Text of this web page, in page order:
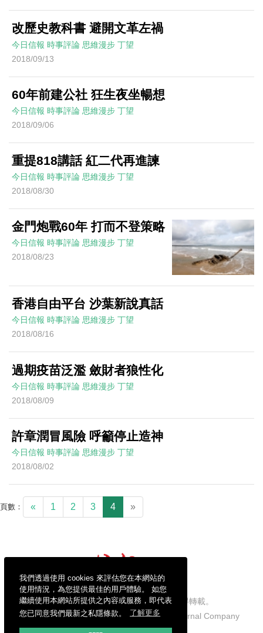
我們透過使用 cookies 來評估您在本網站的
使用情況，為您提供最佳的用戶體驗。 如您
繼續使用本網站所提供之內容或服務，即代表
您已同意我們最新之私隱條款。
了解更多
改歷史教科書 避開文革左禍
今日信報 時事評論 思維漫步 丁望
2018/09/13
60年前建公社 狂生夜坐暢想
今日信報 時事評論 思維漫步 丁望
2018/09/06
重提818講話 紅二代再進諫
今日信報 時事評論 思維漫步 丁望
2018/08/30
金門炮戰60年 打而不登策略
今日信報 時事評論 思維漫步 丁望
2018/08/23
香港自由平台 沙葉新說真話
今日信報 時事評論 思維漫步 丁望
2018/08/16
過期疫苗泛濫 斂財者狼性化
今日信報 時事評論 思維漫步 丁望
2018/08/09
許章潤冒風險 呼籲停止造神
今日信報 時事評論 思維漫步 丁望
2018/08/02
頁數： « 1 2 3 4 »
信報財經新聞有限公司版權所有，不得轉載。
Copyright © 2026 Hong Kong Economic Journal Company
Limited. All rights reserved.